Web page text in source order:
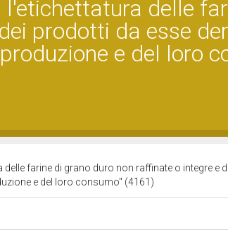
l'etichettatura delle
prodotti da esse
e del loro
farine di grano duro non raffinate o integre e
e del loro consumo" (4161)